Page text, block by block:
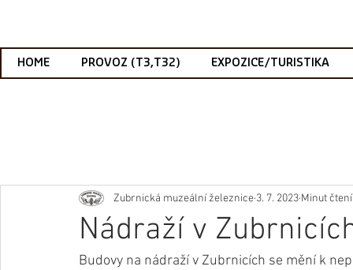
HOME PROVOZ (T3,T32) EXPOZICE/TURISTIKA
Nádraží v
Zubrnická muzeální železnice 3. 7. 2023 Minut
Budovy na nádraží v Zubrnicích se mění k